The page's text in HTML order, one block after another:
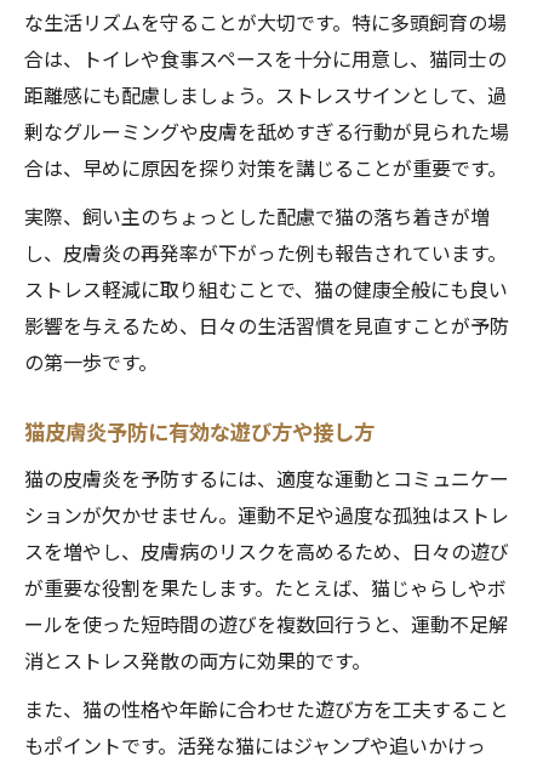
な生活リズムを守ることが大切です。特に多頭飼育の場
合は、トイレや食事スペースを十分に用意し、猫同士の
距離感にも配慮しましょう。ストレスサインとして、過
剰なグルーミングや皮膚を舐めすぎる行動が見られた場
合は、早めに原因を探り対策を講じることが重要です。
実際、飼い主のちょっとした配慮で猫の落ち着きが増
し、皮膚炎の再発率が下がった例も報告されています。
ストレス軽減に取り組むことで、猫の健康全般にも良い
影響を与えるため、日々の生活習慣を見直すことが予防
の第一歩です。
猫皮膚炎予防に有効な遊び方や接し方
猫の皮膚炎を予防するには、適度な運動とコミュニケー
ションが欠かせません。運動不足や過度な孤独はストレ
スを増やし、皮膚病のリスクを高めるため、日々の遊び
が重要な役割を果たします。たとえば、猫じゃらしやボ
ールを使った短時間の遊びを複数回行うと、運動不足解
消とストレス発散の両方に効果的です。
また、猫の性格や年齢に合わせた遊び方を工夫すること
もポイントです。活発な猫にはジャンプや追いかけっ